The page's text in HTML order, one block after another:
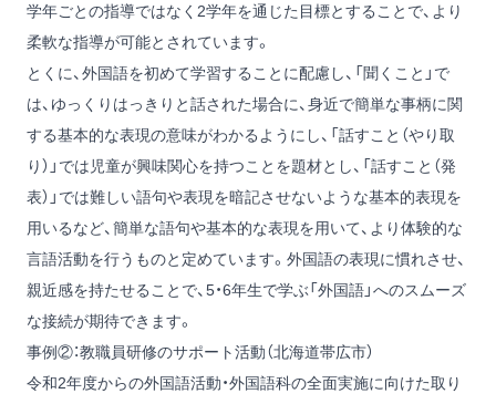
学年ごとの指導ではなく2学年を通じた目標とすることで、より
柔軟な指導が可能とされています。
とくに、外国語を初めて学習することに配慮し、「聞くこと」で
は、ゆっくりはっきりと話された場合に、身近で簡単な事柄に関
する基本的な表現の意味がわかるようにし、「話すこと（やり取
り）」では児童が興味関心を持つことを題材とし、「話すこと（発
表）」では難しい語句や表現を暗記させないような基本的表現を
用いるなど、簡単な語句や基本的な表現を用いて、より体験的な
言語活動を行うものと定めています。外国語の表現に慣れさせ、
親近感を持たせることで、5・6年生で学ぶ「外国語」へのスムーズ
な接続が期待できます。
事例②：教職員研修のサポート活動（北海道帯広市）
令和2年度からの外国語活動・外国語科の全面実施に向けた取り